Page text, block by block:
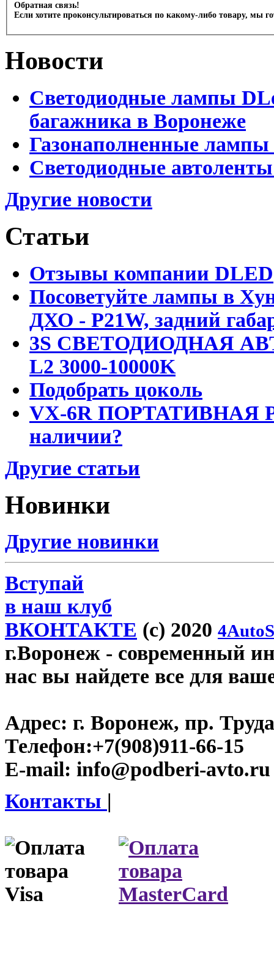
Обратная связь!
Если хотите проконсультироваться по какому-либо товару, мы
Новости
Светодиодные лампы
багажника в Воронеже
Газонаполненные
Светодиодные
Другие новости
Статьи
Отзывы компании DLED
Посоветуйте лампы в
ДХО - P21W, задний
3S СВЕТОДИОДНАЯ
L2 3000-10000K
Подобрать цоколь
VX-6R ПОРТАТИВНАЯ
наличии?
Другие статьи
Новинки
Другие новинки
Вступай
в наш клуб
ВКОНТАКТЕ (c) 2020
г.Воронеж - современный
нас вы найдете все для
Адрес: г. Воронеж, пр.
Телефон:+7(908)911-66-15
E-mail: info@podberi-avto.ru
Контакты |